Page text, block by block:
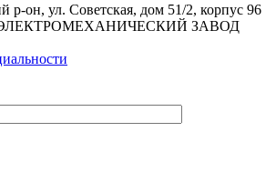
р-он, ул. Советская, дом 51/2, корпус 96
ЗАВОД